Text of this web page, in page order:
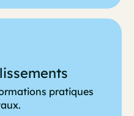
pratiques